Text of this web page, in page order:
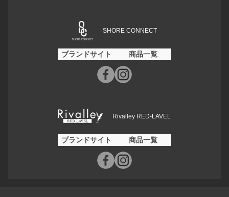
SHORE CONNECT
ブランドサイト 商品一覧
Rivalley RED-LAVEL
ブランドサイト 商品一覧